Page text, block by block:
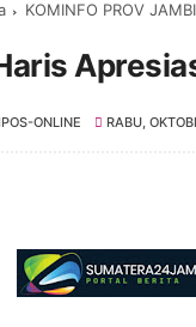
KOMINFO PROV JAMBI
ONLINE RABU,